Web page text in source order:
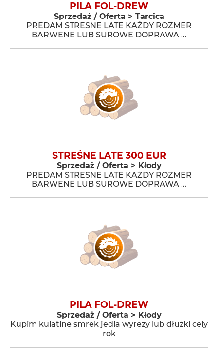
PILA FOL-DREW
Sprzedaż / Oferta > Tarcica
PREDAM STRESNE LATE KAŻDY ROZMER
BARWENE LUB SUROWE DOPRAWA …
STREŚNE LATE 300 EUR
Sprzedaż / Oferta > Kłody
PREDAM STRESNE LATE KAŻDY ROZMER
BARWENE LUB SUROWE DOPRAWA …
PILA FOL-DREW
Sprzedaż / Oferta > Kłody
Kupim kulatine smrek jedla wyrezy lub dłużki cely
rok